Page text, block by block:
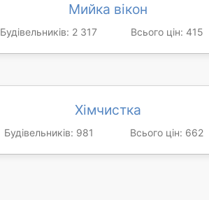
Мийка вікон
Будівельників: 2 317 Всього цін: 415
Хімчистка
Будівельників: 981 Всього цін: 662